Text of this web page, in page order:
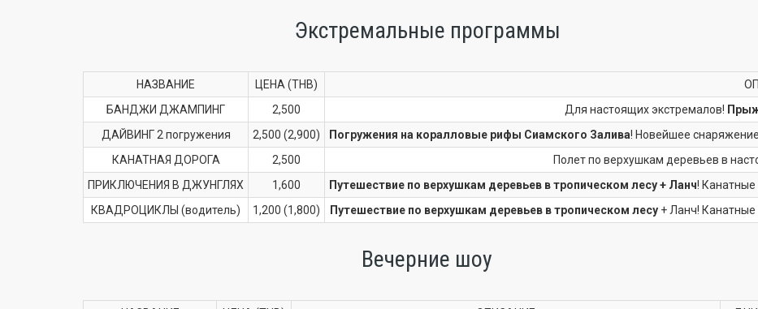
Экстремальные программы
НАЗВАНИЕ ЦЕНА (THB)
БАНДЖИ ДЖАМПИНГ
2,500 Для настоящих экстремалов!
ДАЙВИНГ 2 погружения
2,500 (2,900) Погружения на коралловые рифы Сиамского Залива! Новейшее
КАНАТНАЯ ДОРОГА
2,500
Полет по верхушкам деревьев в
ПРИКЛЮЧЕНИЯ В ДЖУНГЛЯХ
1,600 Путешествие по верхушкам деревьев в тропическом лесу + Ланч!
КВАДРОЦИКЛЫ (водитель)
1,200 (1,800) Путешествие по верхушкам деревьев в тропическом лесу+ Ланч! Канатные
Вечерние шоу